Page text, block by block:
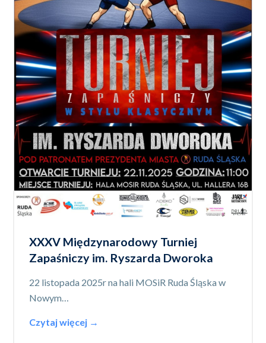
XXXV Międzynarodowy Turniej
Zapaśniczy im. Ryszarda Dworoka
22 listopada 2025r na hali MOSiR Ruda Śląska w
Nowym…
Czytaj więcej →